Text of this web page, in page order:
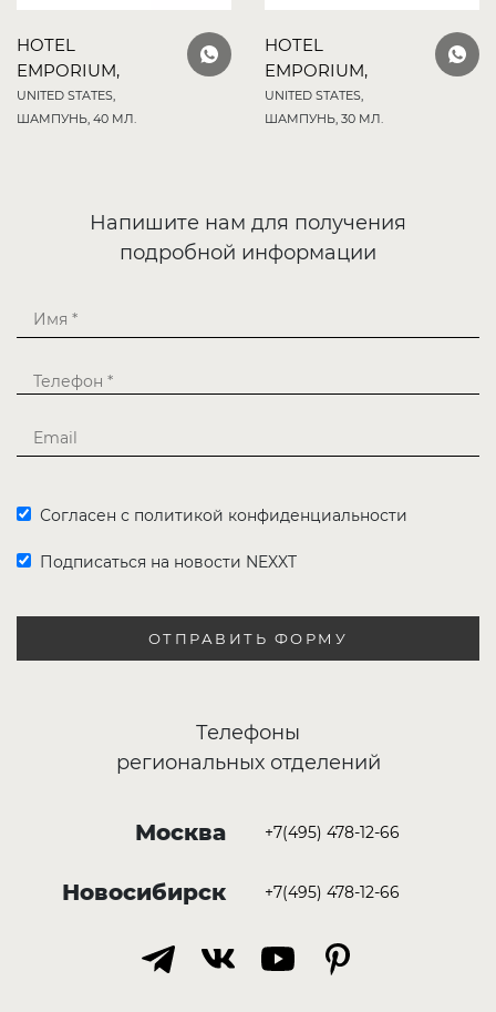
HOTEL
EMPORIUM,
UNITED STATES,
ШАМПУНЬ, 40 МЛ.
HOTEL
EMPORIUM,
UNITED STATES,
ШАМПУНЬ, 30 МЛ.
Напишите нам для получения
подробной информации
Согласен с политикой конфиденциальности
Подписаться на новости NEXXT
ОТПРАВИТЬ ФОРМУ
Телефоны
региональных отделений
Москва +7(495) 478-12-66
Новосибирск +7(495) 478-12-66